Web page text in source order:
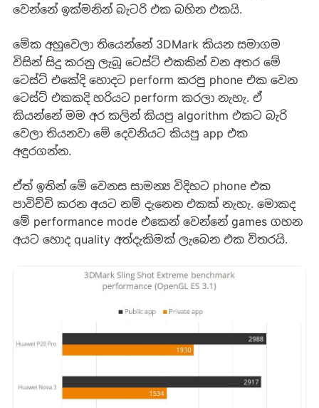
වෙන්නේ ඉක්මනින් බැටරි එක බහින එකයි.
මේක අහුවෙලා තියෙන්නේ 3DMark කියන සමාගම
විසින් සිදු කරනු ලැබූ ටෙස්ට් එකකින් වන අතර මේ
ටෙස්ට් එකේදි හොදට perform කරපු phone එක වෙන
ටෙස්ට් එකකදි හරියට perform කරලා නැහැ. ඒ
කියන්නේ මම අර කලින් කියපු algorithm එකට බැරි
වෙලා තියනවා මේ දෙවනියට කියපු app එක
අඳුරගන්න.
ඒත් ඉතින් මේ වෙනස සාමන්‍ය විදිහට phone එක
පාවිච්චි කරන අයට නම් දැනෙන එකක් නැහැ. මොකද
මේ performance mode එකෙන් වෙන්නේ games ගහන
අයට හොද quality අත්දැකිමක් ලැබෙන එක විතරයි.